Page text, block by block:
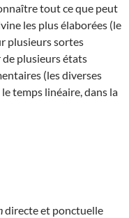
tout ce que peut
les plus élaborées (le
plusieurs sortes
de plusieurs états
(les diverses
temps linéaire, dans la
directe et ponctuelle